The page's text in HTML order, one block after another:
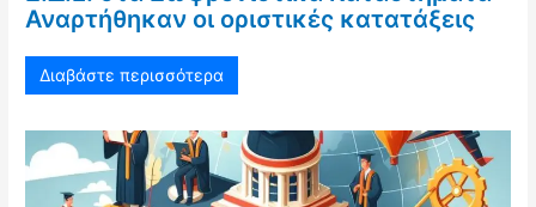
Αναρτήθηκαν οι οριστικές κατατάξεις
Διαβάστε περισσότερα